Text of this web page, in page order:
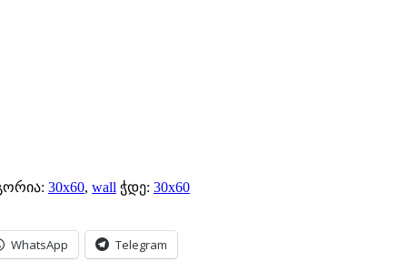
30x60, wall ჭდე: 30x60
WhatsApp Telegram